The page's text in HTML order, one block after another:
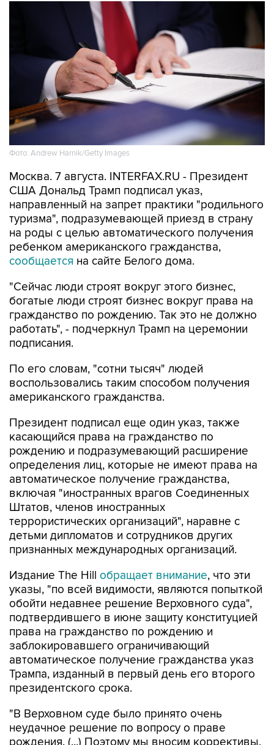
Фото: Andrew Harnik/Getty Images
Москва. 7 августа. INTERFAX.RU - Президент
США Дональд Трамп подписал указ,
направленный на запрет практики "родильного
туризма", подразумевающей приезд в страну
на роды с целью автоматического получения
ребенком американского гражданства,
сообщается на сайте Белого дома.
"Сейчас люди строят вокруг этого бизнес,
богатые люди строят бизнес вокруг права на
гражданство по рождению. Так это не должно
работать", - подчеркнул Трамп на церемонии
подписания.
По его словам, "сотни тысяч" людей
воспользовались таким способом получения
американского гражданства.
Президент подписал еще один указ, также
касающийся права на гражданство по
рождению и подразумевающий расширение
определения лиц, которые не имеют права на
автоматическое получение гражданства,
включая "иностранных врагов Соединенных
Штатов, членов иностранных
террористических организаций", наравне с
детьми дипломатов и сотрудников других
признанных международных организаций.
Издание The Hill обращает внимание, что эти
указы, "по всей видимости, являются попыткой
обойти недавнее решение Верховного суда",
подтвердившего в июне защиту конституцией
права на гражданство по рождению и
заблокировавшего ограничивающий
автоматическое получение гражданства указ
Трампа, изданный в первый день его второго
президентского срока.
"В Верховном суде было принято очень
неудачное решение по вопросу о праве